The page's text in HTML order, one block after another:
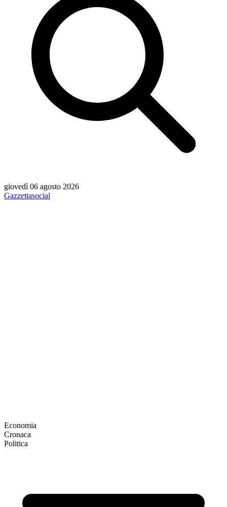
giovedì 06 agosto 2026
Gazzettasocial
Economia
Cronaca
Politica